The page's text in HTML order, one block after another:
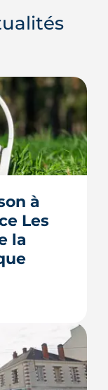
à
Les
la